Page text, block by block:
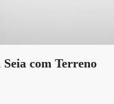
com Terreno